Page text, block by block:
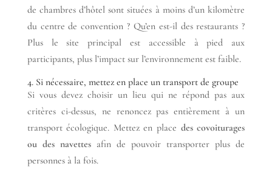
de chambres d’hôtel sont situées à moins d’un kilomètre
du centre de convention ? Qu’en est-il des restaurants ?
Plus le site principal est accessible à pied aux
participants, plus l’impact sur l’environnement est faible.
4. Si nécessaire, mettez en place un transport de groupe
Si vous devez choisir un lieu qui ne répond pas aux
critères ci-dessus, ne renoncez pas entièrement à un
transport écologique. Mettez en place des covoiturages
ou des navettesafin de pouvoir transporter plus de
personnes à la fois.